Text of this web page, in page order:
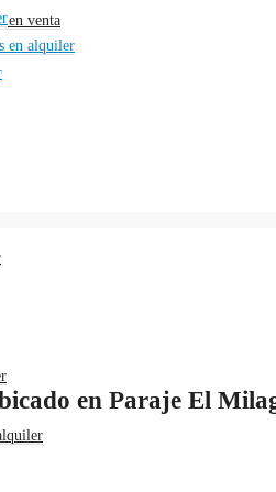
en venta
en alquiler
en Paraje El